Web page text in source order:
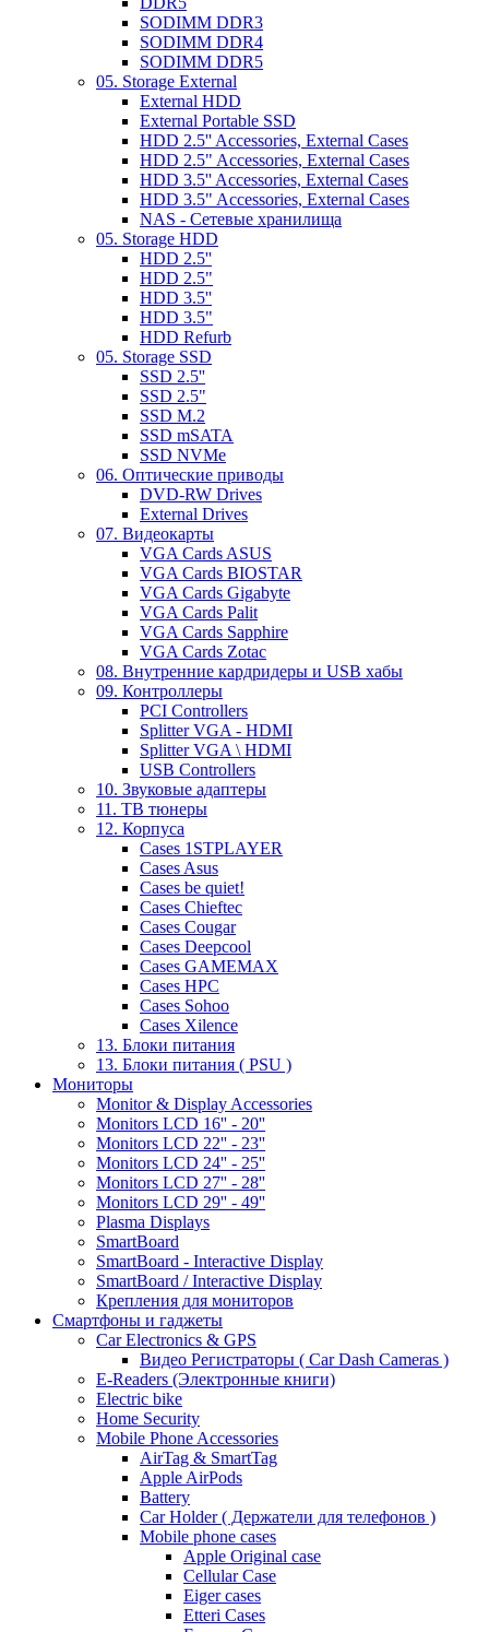
SODIMM DDR3
SODIMM DDR4
SODIMM DDR5
05. Storage External
External HDD
External Portable SSD
HDD 2.5'' Accessories, External Cases
HDD 2.5" Accessories, External Cases
HDD 3.5'' Accessories, External Cases
HDD 3.5" Accessories, External Cases
NAS - Сетевые хранилища
05. Storage HDD
HDD 2.5''
HDD 2.5"
HDD 3.5''
HDD 3.5"
HDD Refurb
05. Storage SSD
SSD 2.5''
SSD 2.5"
SSD M.2
SSD mSATA
SSD NVMe
06. Оптические приводы
DVD-RW Drives
External Drives
07. Видеокарты
VGA Cards ASUS
VGA Cards BIOSTAR
VGA Cards Gigabyte
VGA Cards Palit
VGA Cards Sapphire
VGA Cards Zotac
08. Внутренние кардридеры и USB хабы
09. Контроллеры
PCI Controllers
Splitter VGA - HDMI
Splitter VGA \ HDMI
USB Controllers
10. Звуковые адаптеры
11. ТВ тюнеры
12. Корпуса
Cases 1STPLAYER
Cases Asus
Cases be quiet!
Cases Chieftec
Cases Cougar
Cases Deepcool
Cases GAMEMAX
Cases HPC
Cases Sohoo
Cases Xilence
13. Блоки питания
13. Блоки питания ( PSU )
Мониторы
Monitor & Display Accessories
Monitors LCD 16'' - 20''
Monitors LCD 22'' - 23''
Monitors LCD 24'' - 25''
Monitors LCD 27'' - 28''
Monitors LCD 29'' - 49''
Plasma Displays
SmartBoard
SmartBoard - Interactive Display
SmartBoard / Interactive Display
Крепления для мониторов
Смартфоны и гаджеты
Car Electronics & GPS
Видео Регистраторы ( Car Dash Cameras )
E-Readers (Электронные книги)
Electric bike
Home Security
Mobile Phone Accessories
AirTag & SmartTag
Apple AirPods
Battery
Car Holder ( Держатели для телефонов )
Mobile phone cases
Apple Original case
Cellular Case
Eiger cases
Etteri Cases